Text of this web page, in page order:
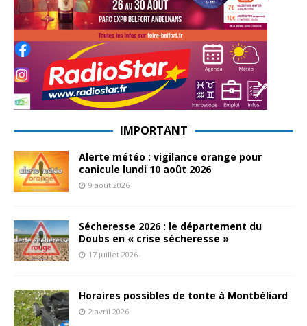
IMPORTANT
Alerte météo : vigilance orange pour
canicule lundi 10 août 2026
9 août 2026
Sécheresse 2026 : le département du
Doubs en « crise sécheresse »
17 juillet 2026
Horaires possibles de tonte à Montbéliard
2 avril 2026